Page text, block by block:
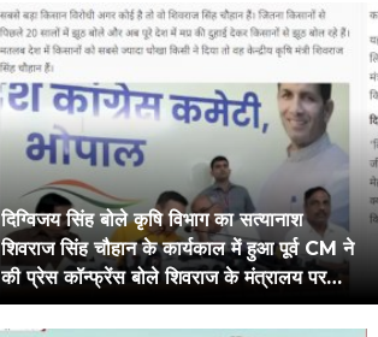
दिग्विजय सिंह बोले कृषि विभाग का सत्यानाश
शिवराज सिंह चौहान के कार्यकाल में हुआ पूर्व CM ने
की प्रेस कॉन्फ्रेंस बोले शिवराज के मंत्रालय पर
नजर रखें मोदी जी